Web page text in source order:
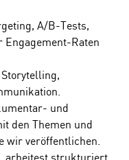
A/B-Tests,
Engagement-Raten
und
den Themen und
wir veröffentlichen.
arbeitest strukturiert